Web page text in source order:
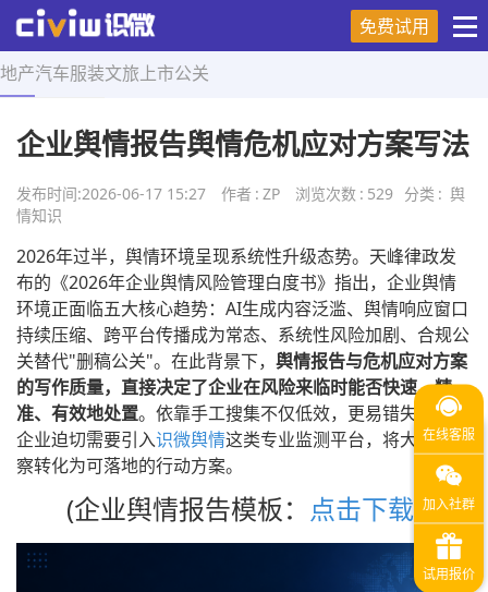
免费试用
地产汽车服装文旅 上市公关
首页 > 舆情知识 > 正文
企业舆情报告舆情危机应对方案写法
发布时间:2026-06-17 15:27 作者 : ZP 浏览次数 : 529 分类 : 舆
情知识
2026年过半，舆情环境呈现系统性升级态势。天峰律政发
布的《2026年企业舆情风险管理白度书》指出，企业舆情
环境正面临五大核心趋势：AI生成内容泛滥、舆情响应窗口
持续压缩、跨平台传播成为常态、系统性风险加剧、合规公
关替代"删稿公关"。在此背景下， 舆情报告与危机应对方案
的写作质量，直接决定了企业在风险来临时能否快速、精
准、有效地处置。依靠手工搜集不仅低效，更易错失良机，
企业迫切需要引入识微舆情这类专业监测平台，将大数据洞
察转化为可落地的行动方案。
(企业舆情报告模板： 点击下载